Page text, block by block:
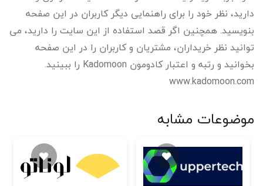
دارید، نظر خود را برای راهنمایی دیگر کاربران در این صفحه
بنویسید. همچنین اگر قصد استفاده از این سایت را دارید، می
توانید نظر خریداران، مشتریان و کاربران را در این صفحه
بخوانید و رتبه و اعتبار کادومون Kadomoon را ببینید.
www.kadomoon.com
موضوعات مشابه